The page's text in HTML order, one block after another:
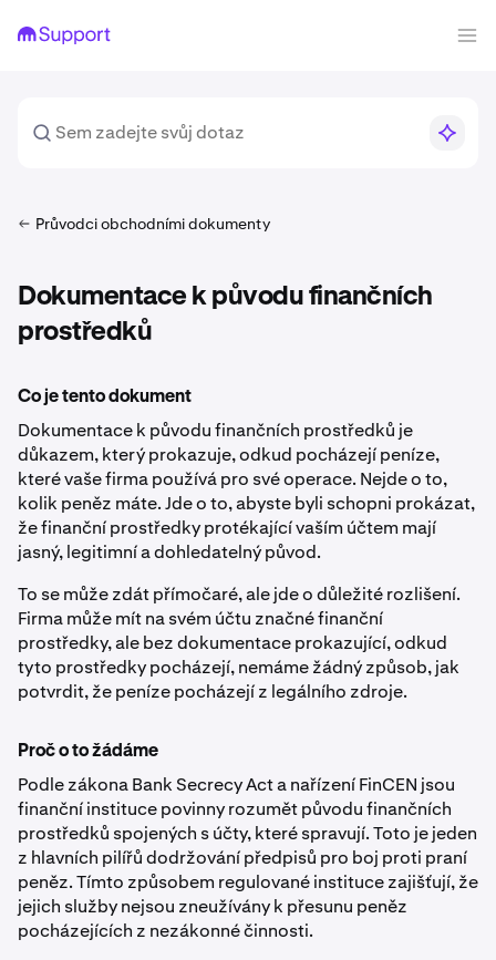
Průvodci obchodními dokumenty
Dokumentace k původu finančních
prostředků
Co je tento dokument
Dokumentace k původu finančních prostředků je
důkazem, který prokazuje, odkud pocházejí peníze,
které vaše firma používá pro své operace. Nejde o to,
kolik peněz máte. Jde o to, abyste byli schopni prokázat,
že finanční prostředky protékající vaším účtem mají
jasný, legitimní a dohledatelný původ.
To se může zdát přímočaré, ale jde o důležité rozlišení.
Firma může mít na svém účtu značné finanční
prostředky, ale bez dokumentace prokazující, odkud
tyto prostředky pocházejí, nemáme žádný způsob, jak
potvrdit, že peníze pocházejí z legálního zdroje.
Proč o to žádáme
Podle zákona Bank Secrecy Act a nařízení FinCEN jsou
finanční instituce povinny rozumět původu finančních
prostředků spojených s účty, které spravují. Toto je jeden
z hlavních pilířů dodržování předpisů pro boj proti praní
peněz. Tímto způsobem regulované instituce zajišťují, že
jejich služby nejsou zneužívány k přesunu peněz
pocházejících z nezákonné činnosti.